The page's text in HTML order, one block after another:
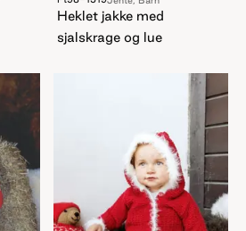
Heklet jakke med
sjalskrage og lue